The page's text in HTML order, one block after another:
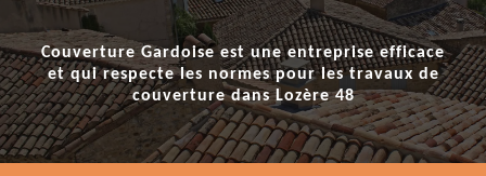
Couverture Gardoise est une entreprise efficace
et qui respecte les normes pour lestravaux de
couverture dans Lozère 48